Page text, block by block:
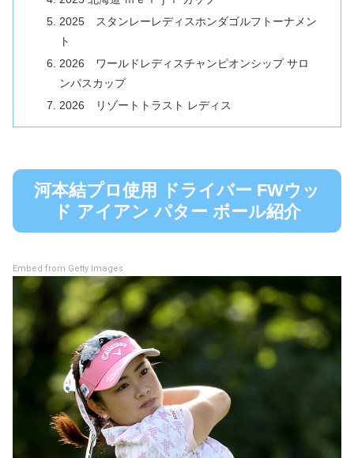
2025 スタンレーレディスホンダゴルフトーナメン
ト
2026 ワールドレディスチャンピオンシップ サロ
ンパスカップ
2026 リゾートトラスト レディス
河本結プロ使用 ドライバー FWウッ
ド アイアン パター ボール紹介
Embed from Getty Images